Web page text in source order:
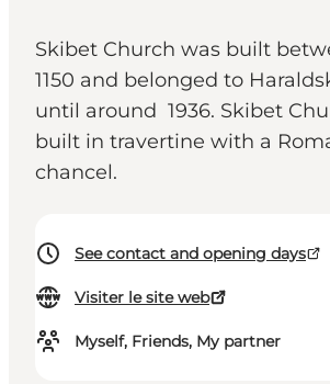
Skibet Church was built
1150 and belonged to
until around 1936. Skibet
built in travertine with a
chancel.
See contact and opening days
Visiter le site web
Myself, Friends, My partner